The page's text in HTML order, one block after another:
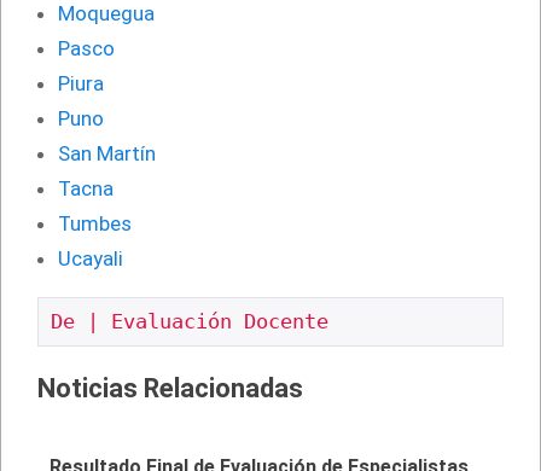
Moquegua
Pasco
Piura
Puno
San Martín
Tacna
Tumbes
Ucayali
De | Evaluación Docente
Noticias Relacionadas